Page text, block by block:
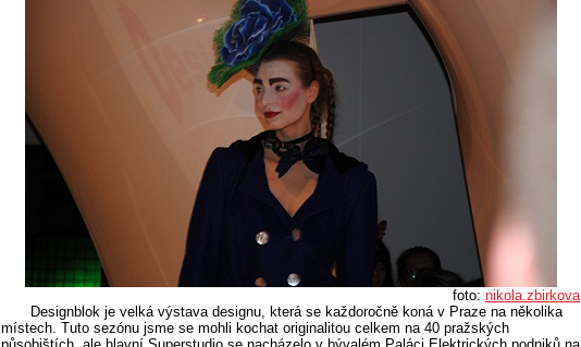
foto: nikola.zbirkova
Designblok je velká výstava designu, která se každoročně koná v Praze na několika
místech. Tuto sezónu jsme se mohli kochat originalitou celkem na 40 pražských